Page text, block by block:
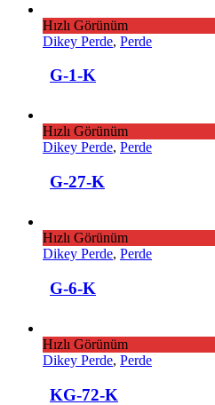
Hızlı Görünüm
Dikey Perde, Perde
G-1-K
Hızlı Görünüm
Dikey Perde, Perde
G-27-K
Hızlı Görünüm
Dikey Perde, Perde
G-6-K
Hızlı Görünüm
Dikey Perde, Perde
KG-72-K